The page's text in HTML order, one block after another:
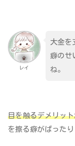
レイ
大金を
癖のせ
ね。
目を触るデメリッ
を擦る癖がぱった